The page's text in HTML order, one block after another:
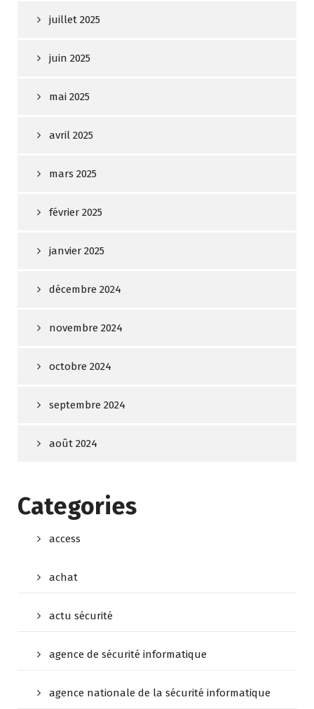
juillet 2025
juin 2025
mai 2025
avril 2025
mars 2025
février 2025
janvier 2025
décembre 2024
novembre 2024
octobre 2024
septembre 2024
août 2024
Categories
access
achat
actu sécurité
agence de sécurité informatique
agence nationale de la sécurité informatique